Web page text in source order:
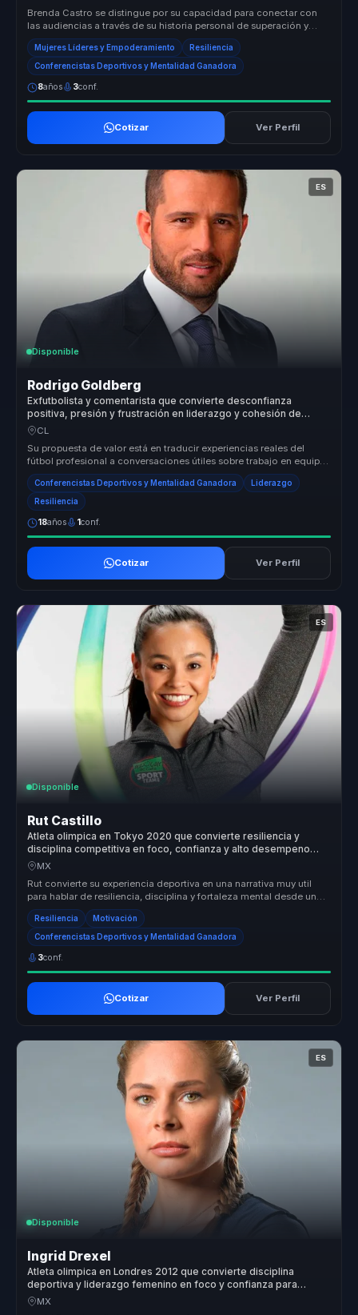
Brenda Castro se distingue por su capacidad para conectar con
las audiencias a través de su historia personal de superación y
éxito en el...
Mujeres Líderes y Empoderamiento Resiliencia
Conferencistas Deportivos y Mentalidad Ganadora
8años 3conf.
Cotizar Ver Perfil
ES
Disponible
Rodrigo Goldberg
Exfutbolista y comentarista que convierte desconfianza
positiva, presión y frustración en liderazgo y cohesión de
equipo.
CL
Su propuesta de valor está en traducir experiencias reales del
fútbol profesional a conversaciones útiles sobre trabajo en equipo,
presió...
Conferencistas Deportivos y Mentalidad Ganadora Liderazgo
Resiliencia
18años 1conf.
Cotizar Ver Perfil
ES
Disponible
Rut Castillo
Atleta olimpica en Tokyo 2020 que convierte resiliencia y
disciplina competitiva en foco, confianza y alto desempeno
para equipos.
MX
Rut convierte su experiencia deportiva en una narrativa muy util
para hablar de resiliencia, disciplina y fortaleza mental desde un
ejemp...
Resiliencia Motivación
Conferencistas Deportivos y Mentalidad Ganadora
3conf.
Cotizar Ver Perfil
ES
Disponible
Ingrid Drexel
Atleta olimpica en Londres 2012 que convierte disciplina
deportiva y liderazgo femenino en foco y confianza para
lideres y equipos.
MX